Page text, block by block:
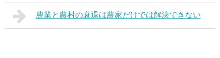
農業と農村の衰退は農家だけでは解決できない